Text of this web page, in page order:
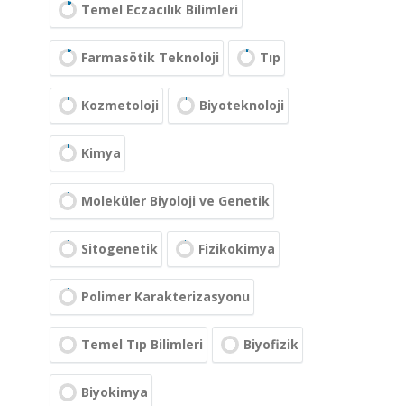
Temel Eczacılık Bilimleri
Farmasötik Teknoloji Tıp
Kozmetoloji Biyoteknoloji
Kimya
Moleküler Biyoloji ve Genetik
Sitogenetik Fizikokimya
Polimer Karakterizasyonu
Temel Tıp Bilimleri Biyofizik
Biyokimya